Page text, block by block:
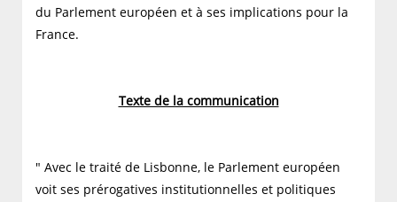
du Parlement européen et à ses implications pour la
France.
Texte de la communication
" Avec le traité de Lisbonne, le Parlement européen
voit ses prérogatives institutionnelles et politiques